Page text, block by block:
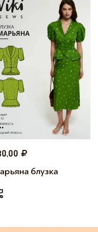
блузка